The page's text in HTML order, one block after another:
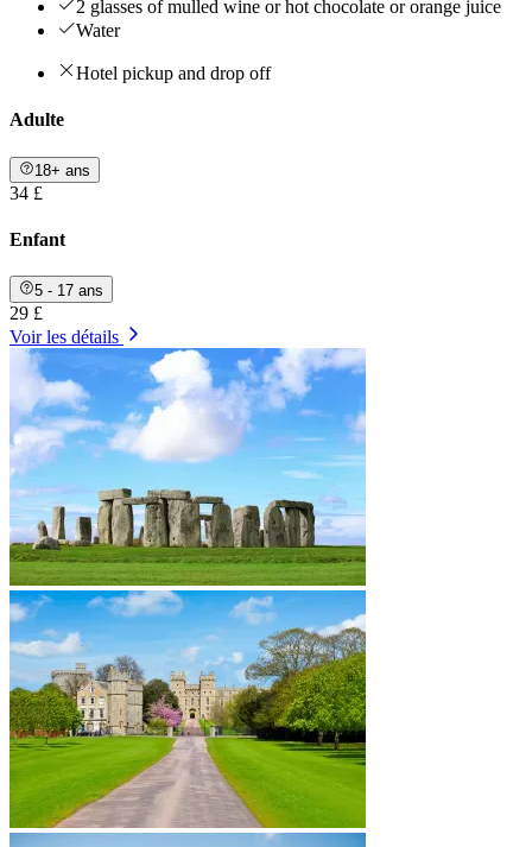
2 glasses of mulled wine or hot chocolate or orange juice
Water
Hotel pickup and drop off
Adulte
18+ ans
34 £
Enfant
5 - 17 ans
29 £
Voir les détails